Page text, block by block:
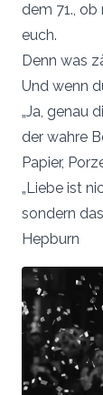
dem 71.,
euch.
Denn was
Und wenn
„Ja, genau
der wahre
Papier,
„Liebe ist
sondern
Hepburn